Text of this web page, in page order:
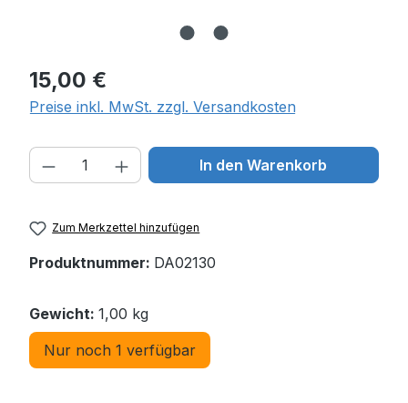
Regulärer Preis:
15,00 €
Preise inkl. MwSt. zzgl. Versandkosten
Produkt Anzahl: Gib den
In den Warenkorb
Zum Merkzettel hinzufügen
Produktnummer: DA02130
Gewicht: 1,00 kg
Nur noch 1 verfügbar